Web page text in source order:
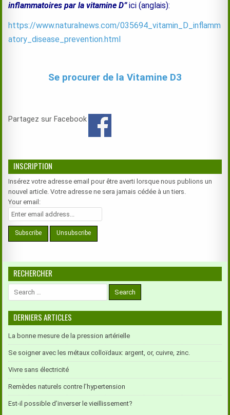
inflammatoires par la vitamine D”ici (anglais):
https://www.naturalnews.com/035694_vitamin_D_inflamm
atory_disease_prevention.html
Se procurer de la Vitamine D3
Partagez sur Facebook
INSCRIPTION
Insérez votre adresse email pour être averti lorsque nous publions un
nouvel article. Votre adresse ne sera jamais cédée à un tiers.
Your email:
RECHERCHER
DERNIERS ARTICLES
La bonne mesure de la pression artérielle
Se soigner avec les métaux colloïdaux: argent, or, cuivre, zinc.
Vivre sans électricité
Remèdes naturels contre l’hypertension
Est-il possible d’inverser le vieillissement?